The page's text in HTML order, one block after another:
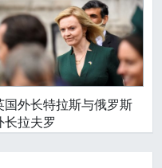
国外长特拉斯与俄罗斯
长拉夫罗